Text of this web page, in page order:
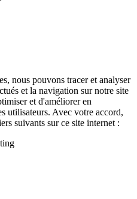
nous pouvons tracer et analyser
et la navigation sur notre site
et d'améliorer en
utilisateurs. Avec votre accord,
suivants sur ce site internet :